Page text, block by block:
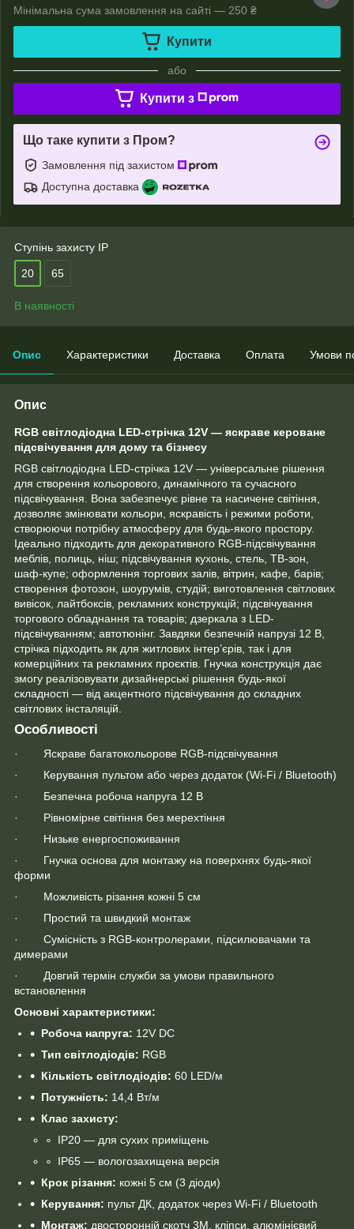
Мінімальна сума замовлення на сайті — 250 ₴
Купити
або
Купити з
Що таке купити з Пром?
Замовлення під захистом
Доступна доставка
Ступінь захисту IP
20 65
В наявності
Опис Характеристики Доставка Оплата Умови
Опис
RGB світлодіодна LED-стрічка 12V — яскраве кероване
підсвічування для дому та бізнесу
RGB світлодіодна LED-стрічка 12V — універсальне рішення
для створення кольорового, динамічного та сучасного
підсвічування. Вона забезпечує рівне та насичене світіння,
дозволяє змінювати кольори, яскравість і режими роботи,
створюючи потрібну атмосферу для будь-якого простору.
Ідеально підходить для декоративного RGB-підсвічування
меблів, полиць, ніш; підсвічування кухонь, стель, ТВ-зон,
шаф-купе; оформлення торгових залів, вітрин, кафе, барів;
створення фотозон, шоурумів, студій; виготовлення світлових
вивісок, лайтбоксів, рекламних конструкцій; підсвічування
торгового обладнання та товарів; дзеркала з LED-
підсвічуванням; автотюнінг. Завдяки безпечній напрузі 12 В,
стрічка підходить як для житлових інтер’єрів, так і для
комерційних та рекламних проєктів. Гнучка конструкція дає
змогу реалізовувати дизайнерські рішення будь-якої
складності — від акцентного підсвічування до складних
світлових інсталяцій.
Особливості
· Яскраве багатокольорове RGB-підсвічування
· Керування пультом або через додаток (Wi-Fi / Bluetooth)
· Безпечна робоча напруга 12 В
· Рівномірне світіння без мерехтіння
· Низьке енергоспоживання
· Гнучка основа для монтажу на поверхнях будь-якої
форми
· Можливість різання кожні 5 см
· Простий та швидкий монтаж
· Сумісність з RGB-контролерами, підсилювачами та
димерами
· Довгий термін служби за умови правильного
встановлення
Основні характеристики:
Робоча напруга: 12V DC
Тип світлодіодів: RGB
Кількість світлодіодів: 60 LED/м
Потужність: 14,4 Вт/м
Клас захисту:
IP20 — для сухих приміщень
IP65 — вологозахищена версія
Крок різання: кожні 5 см (3 діоди)
Керування: пульт ДК, додаток через Wi-Fi / Bluetooth
Монтаж: двосторонній скотч 3M, кліпси, алюмінієвий